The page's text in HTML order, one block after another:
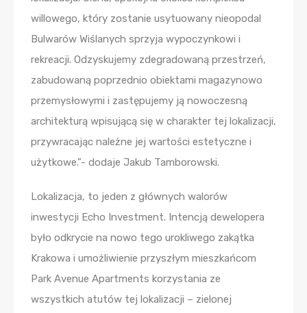
willowego, który zostanie usytuowany nieopodal
Bulwarów Wiślanych sprzyja wypoczynkowi i
rekreacji. Odzyskujemy zdegradowaną przestrzeń,
zabudowaną poprzednio obiektami magazynowo
przemysłowymi i zastępujemy ją nowoczesną
architekturą wpisującą się w charakter tej lokalizacji,
przywracając należne jej wartości estetyczne i
użytkowe.”- dodaje Jakub Tamborowski.
Lokalizacja, to jeden z głównych walorów
inwestycji Echo Investment. Intencją dewelopera
było odkrycie na nowo tego urokliwego zakątka
Krakowa i umożliwienie przyszłym mieszkańcom
Park Avenue Apartments korzystania ze
wszystkich atutów tej lokalizacji – zielonej